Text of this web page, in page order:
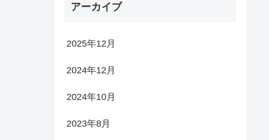
アーカイブ
2025年12月
2024年12月
2024年10月
2023年8月